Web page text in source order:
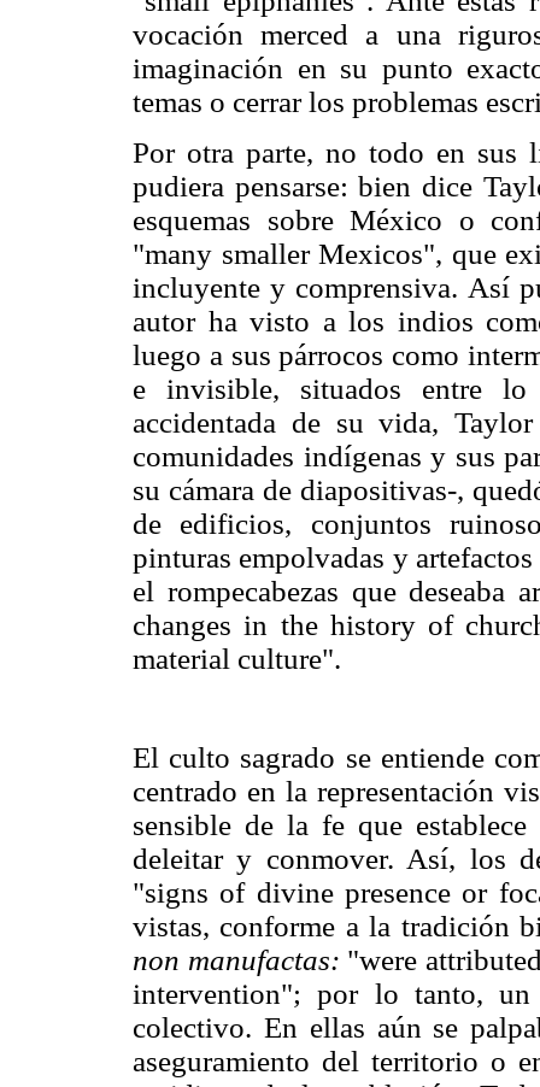
vocación merced a una
imaginación en su punto
temas o cerrar los problemas
Por otra parte, no todo en sus
pudiera pensarse: bien dice
esquemas sobre México o
"many smaller Mexicos", que
incluyente y comprensiva. Así
autor ha visto a los indios
luego a sus párrocos como
e invisible, situados entre
accidentada de su vida,
comunidades indígenas y sus
su cámara de diapositivas-,
de edificios, conjuntos
pinturas empolvadas y
el rompecabezas que
changes in the history of
material culture".
El culto sagrado se entiende
centrado en la representación
sensible de la fe que
deleitar y conmover. Así, los
"signs of divine presence or
vistas, conforme a la tradición
non manufactas: "were
intervention"; por lo tanto,
colectivo. En ellas aún se
aseguramiento del territorio o